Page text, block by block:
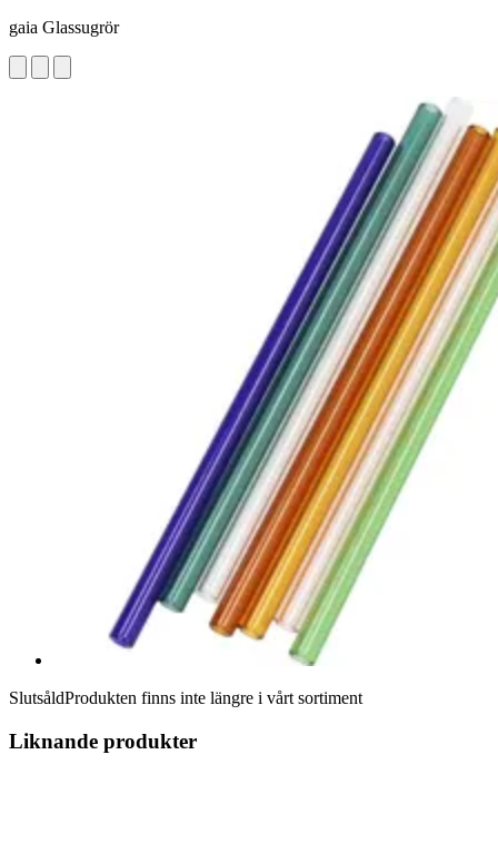
gaia Glassugrör
SlutsåldProdukten finns inte längre i vårt sortiment
Liknande produkter